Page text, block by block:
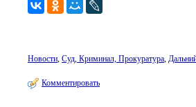
Новости, Суд, Криминал, Прокуратура,
Комментировать